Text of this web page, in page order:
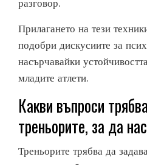
разговор.
Прилагането на тези
подобри дискусиите за
насърчавайки
младите атлети.
Какви въпроси
треньорите, за да
Треньорите трябва да